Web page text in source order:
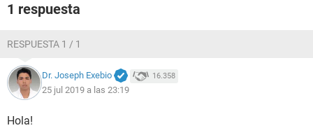
1 respuesta
RESPUESTA 1 / 1
Dr. Joseph Exebio 16.358
25 jul 2019 a las 23:19
Hola!